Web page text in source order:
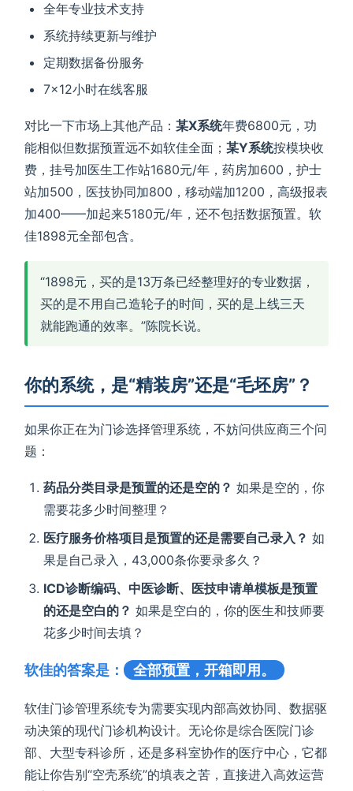
全年专业技术支持
系统持续更新与维护
定期数据备份服务
7×12小时在线客服
对比一下市场上其他产品： 某X系统年费6800元，功
能相似但数据预置远不如软佳全面； 某Y系统按模块收
费，挂号加医生工作站1680元/年，药房加600，护士
站加500，医技协同加800，移动端加1200，高级报表
加400——加起来5180元/年，还不包括数据预置。软
佳1898元全部包含。
“1898元，买的是13万条已经整理好的专业数据，
买的是不用自己造轮子的时间，买的是上线三天
就能跑通的效率。”陈院长说。
你的系统，是“精装房”还是“毛坯房”？
如果你正在为门诊选择管理系统，不妨问供应商三个问
题：
药品分类目录是预置的还是空的？ 如果是空的，你
需要花多少时间整理？
医疗服务价格项目是预置的还是需要自己录入？ 如
果是自己录入，43,000条你要录多久？
ICD诊断编码、中医诊断、医技申请单模板是预置
的还是空白的？ 如果是空白的，你的医生和技师要
花多少时间去填？
软佳的答案是： 全部预置，开箱即用。
软佳门诊管理系统专为需要实现内部高效协同、数据驱
动决策的现代门诊机构设计。无论你是综合医院门诊
部、大型专科诊所，还是多科室协作的医疗中心，它都
能让你告别“空壳系统”的填表之苦，直接进入高效运营